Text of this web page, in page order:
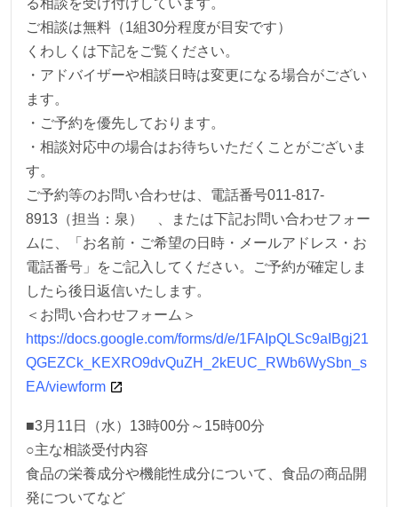
る相談を受け付けしています。
ご相談は無料（1組30分程度が目安です）
くわしくは下記をご覧ください。
・アドバイザーや相談日時は変更になる場合がござい
ます。
・ご予約を優先しております。
・相談対応中の場合はお待ちいただくことがございま
す。
ご予約等のお問い合わせは、電話番号011-817-
8913（担当：泉） 、または下記お問い合わせフォー
ムに、「お名前・ご希望の日時・メールアドレス・お
電話番号」をご記入してください。ご予約が確定しま
したら後日返信いたします。
＜お問い合わせフォーム＞
https://docs.google.com/forms/d/e/1FAIpQLSc9aIBgj21
QGEZCk_KEXRO9dvQuZH_2kEUC_RWb6WySbn_s
EA/viewform
■3月11日（水）13時00分～15時00分
○主な相談受付内容
食品の栄養成分や機能性成分について、食品の商品開
発についてなど